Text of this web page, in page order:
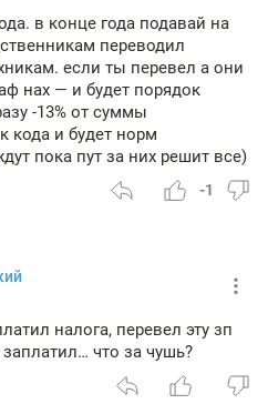
в конце года подавай на
переводил
если ты перевел а они
нах — и будет порядок
-13% от суммы
кода и будет норм
пока пут за них решит все)
-1
налога, перевел эту зп
что за чушь?